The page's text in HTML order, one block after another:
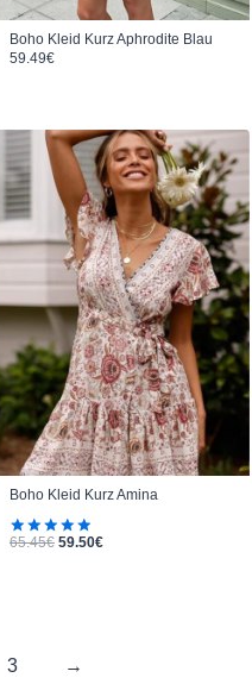
Boho Kleid Kurz Aphrodite Blau
59.49€
Boho Kleid Kurz Amina
Bewertet
65.45€ Ursprünglicher Preis war: 65.45€
59.50€Aktueller Preis ist: 59.50€.
3 →